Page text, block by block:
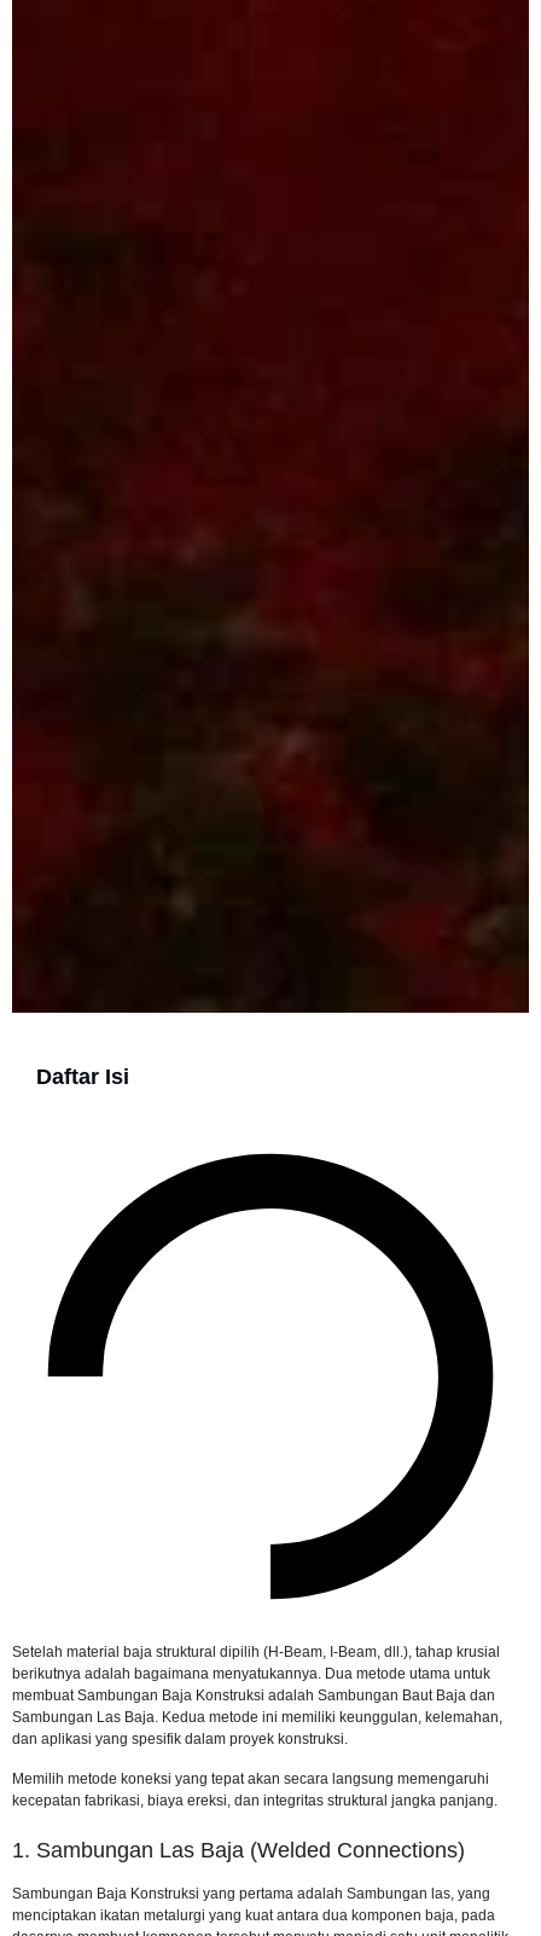
Daftar Isi
Setelah material baja struktural dipilih (H-Beam, I-Beam, dll.), tahap krusial
berikutnya adalah bagaimana menyatukannya. Dua metode utama untuk
membuat Sambungan Baja Konstruksi adalah Sambungan Baut Baja dan
Sambungan Las Baja. Kedua metode ini memiliki keunggulan, kelemahan,
dan aplikasi yang spesifik dalam proyek konstruksi.
Memilih metode koneksi yang tepat akan secara langsung memengaruhi
kecepatan fabrikasi, biaya ereksi, dan integritas struktural jangka panjang.
1. Sambungan Las Baja (Welded Connections)
Sambungan Baja Konstruksi yang pertama adalah Sambungan las, yang
menciptakan ikatan metalurgi yang kuat antara dua komponen baja, pada